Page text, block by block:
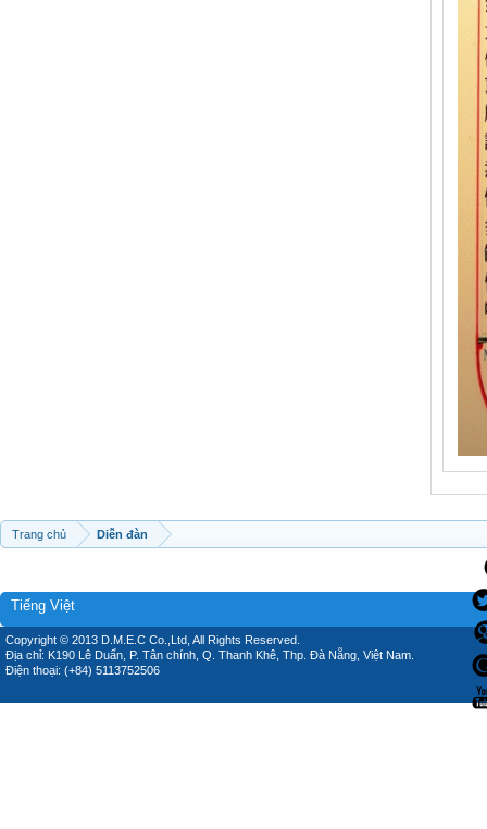
Trang chủ Diễn đàn
Tiếng Việt
Copyright © 2013 D.M.E.C Co.,Ltd, All Rights Reserved.
Địa chỉ: K190 Lê Duẩn, P. Tân chính, Q. Thanh Khê, Thp. Đà Nẵng, Việt Nam.
Điện thoại: (+84) 5113752506